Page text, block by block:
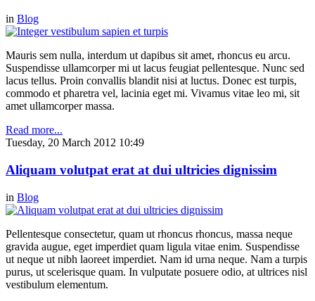
in Blog
Mauris sem nulla, interdum ut dapibus sit amet, rhoncus eu arcu.
Suspendisse ullamcorper mi ut lacus feugiat pellentesque. Nunc sed
lacus tellus. Proin convallis blandit nisi at luctus. Donec est turpis,
commodo et pharetra vel, lacinia eget mi. Vivamus vitae leo mi, sit
amet ullamcorper massa.
Read more...
Tuesday, 20 March 2012 10:49
Aliquam volutpat erat at dui ultricies dignissim
in Blog
Pellentesque consectetur, quam ut rhoncus rhoncus, massa neque
gravida augue, eget imperdiet quam ligula vitae enim. Suspendisse
ut neque ut nibh laoreet imperdiet. Nam id urna neque. Nam a turpis
purus, ut scelerisque quam. In vulputate posuere odio, at ultrices nisl
vestibulum elementum.